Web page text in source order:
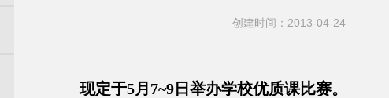
创建时间：2013-04-24
现定于5月7~9日举办学校优质课比赛。